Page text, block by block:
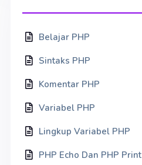
Belajar PHP
Sintaks PHP
Komentar PHP
Variabel PHP
Lingkup Variabel PHP
PHP Echo Dan PHP Print